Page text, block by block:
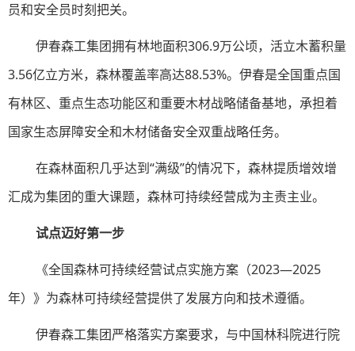
员和安全员时刻把关。
伊春森工集团拥有林地面积306.9万公顷，活立木蓄积量
3.56亿立方米，森林覆盖率高达88.53%。伊春是全国重点国
有林区、重点生态功能区和重要木材战略储备基地，承担着
国家生态屏障安全和木材储备安全双重战略任务。
在森林面积几乎达到“满级”的情况下，森林提质增效增
汇成为集团的重大课题，森林可持续经营成为主责主业。
试点迈好第一步
《全国森林可持续经营试点实施方案（2023—2025
年）》为森林可持续经营提供了发展方向和技术遵循。
伊春森工集团严格落实方案要求，与中国林科院进行院